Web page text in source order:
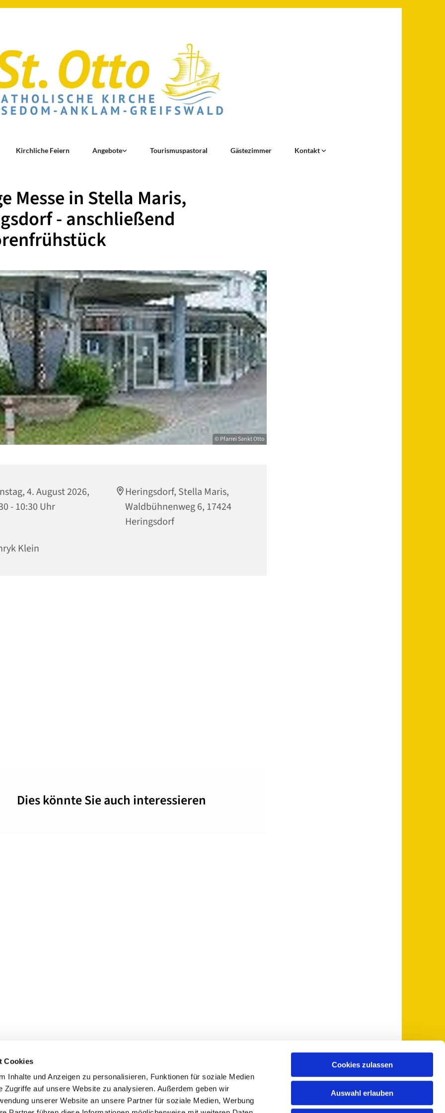
Cookies
Inhalte und Anzeigen zu personalisieren, Funktionen für soziale Medien
Zugriffe auf unsere Website zu analysieren. Außerdem geben wir
unserer Website an unsere Partner für soziale Medien, Werbung
Cookies zulassen
Auswahl erlauben
Kirchliche Feiern Angebote Tourismuspastoral Gästezimmer Kontakt
Messe in Stella Maris,
- anschließend
© Pfarrei Sankt Otto
4. August 2026,
- 10:30 Uhr
Heringsdorf, Stella Maris,
Waldbühnenweg 6, 17424
Heringsdorf
Klein
Dies könnte Sie auch interessieren
Anklam-Greifswald · Bahnhofstr. 15, 17489 Greifswald+49 3834 5735-0
pfarramt@sankt-otto.de
Kontaktinformationen
Impressum